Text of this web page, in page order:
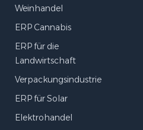
Weinhandel
ERP Cannabis
ERP für die
Landwirtschaft
Verpackungsindustrie
ERP für Solar
Elektrohandel